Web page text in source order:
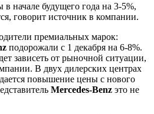
начале будущего года на 3-5%,
говорит источник в компании.
премиальных марок:
подорожали с 1 декабря на 6-8%.
зависеть от рыночной ситуации,
В двух дилерских центрах
повышение цены с нового
Mercedes-Benz это не